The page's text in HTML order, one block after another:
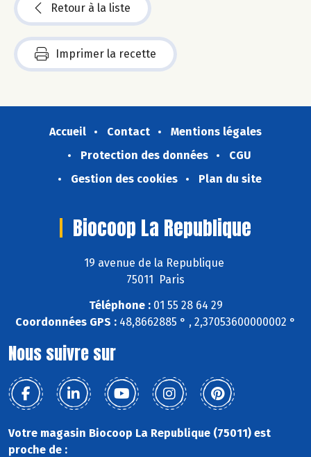
Retour à la liste
Imprimer la recette
Accueil Contact
Mentions légales
Protection des données
CGU
Gestion des cookies
Plan du site
Biocoop La Republique
19 avenue de la Republique
75011 Paris
Téléphone :01 55 28 64 29
Coordonnées GPS : 48,8662885 ° , 2,37053600000002 °
Nous suivre sur
Votre magasin Biocoop La Republique (75011) est
proche de :